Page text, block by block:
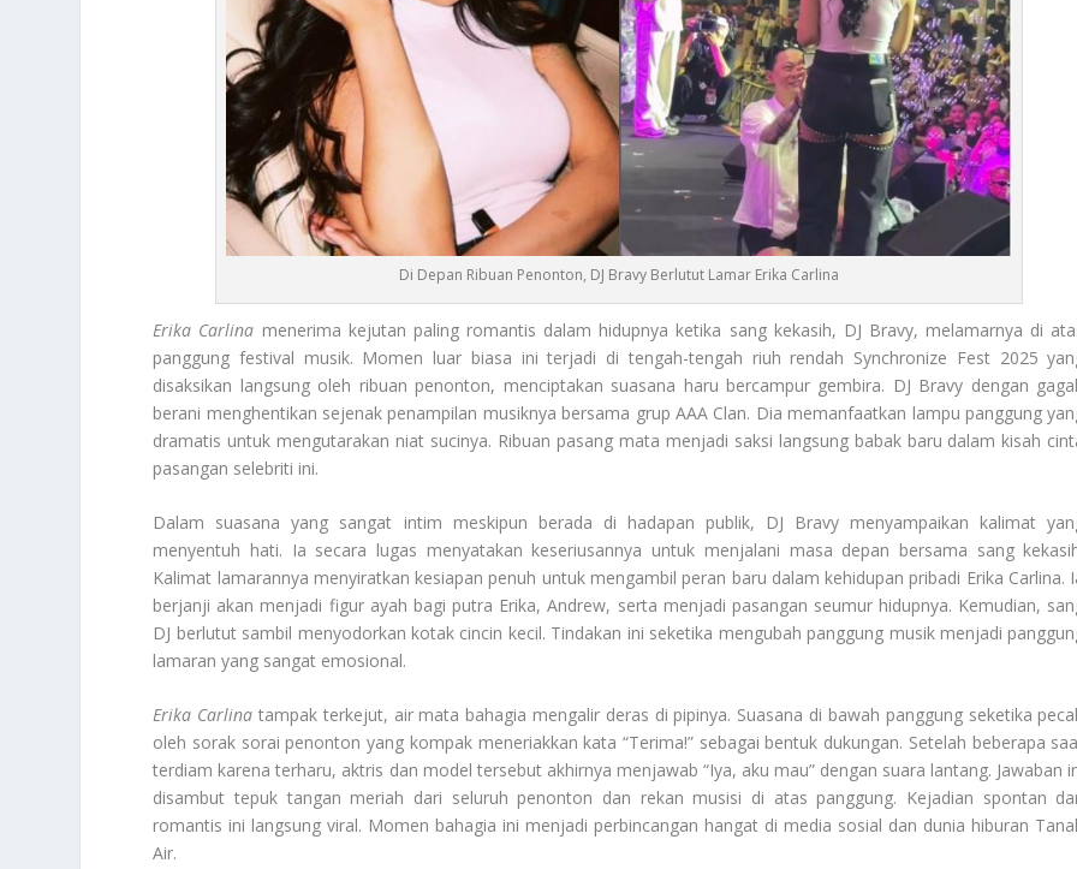
Di Depan Ribuan Penonton, DJ Bravy Berlutut Lamar Erika Carlina
Erika Carlina menerima kejutan paling romantis dalam hidupnya ketika sang kekasih, DJ Bravy, melamarnya di
panggung festival musik. Momen luar biasa ini terjadi di tengah-tengah riuh rendah Synchronize Fest 2025
disaksikan langsung oleh ribuan penonton, menciptakan suasana haru bercampur gembira. DJ Bravy dengan
berani menghentikan sejenak penampilan musiknya bersama grup AAA Clan. Dia memanfaatkan lampu panggung
dramatis untuk mengutarakan niat sucinya. Ribuan pasang mata menjadi saksi langsung babak baru dalam kisah
pasangan selebriti ini.
Dalam suasana yang sangat intim meskipun berada di hadapan publik, DJ Bravy menyampaikan kalimat
menyentuh hati. Ia secara lugas menyatakan keseriusannya untuk menjalani masa depan bersama sang
Kalimat lamarannya menyiratkan kesiapan penuh untuk mengambil peran baru dalam kehidupan pribadi Erika Carlina.
berjanji akan menjadi figur ayah bagi putra Erika, Andrew, serta menjadi pasangan seumur hidupnya. Kemudian,
DJ berlutut sambil menyodorkan kotak cincin kecil. Tindakan ini seketika mengubah panggung musik menjadi
lamaran yang sangat emosional.
Erika Carlina tampak terkejut, air mata bahagia mengalir deras di pipinya. Suasana di bawah panggung seketika
oleh sorak sorai penonton yang kompak meneriakkan kata “Terima!” sebagai bentuk dukungan. Setelah beberapa
terdiam karena terharu, aktris dan model tersebut akhirnya menjawab “Iya, aku mau” dengan suara lantang. Jawaban
disambut tepuk tangan meriah dari seluruh penonton dan rekan musisi di atas panggung. Kejadian spontan
romantis ini langsung viral. Momen bahagia ini menjadi perbincangan hangat di media sosial dan dunia hiburan
Air.